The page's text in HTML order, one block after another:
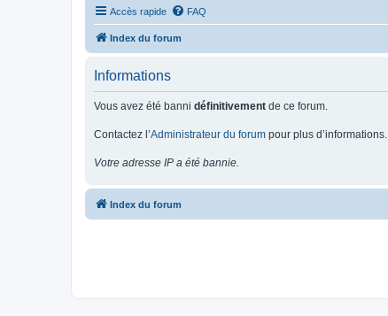
Accès rapide FAQ
Index du forum
Informations
Vous avez été banni définitivement de ce forum.
Contactez l’Administrateur du forum pour plus d’informations.
Votre adresse IP a été bannie.
Index du forum